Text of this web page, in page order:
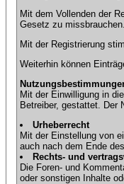
Mit dem Vollenden der
Gesetz zu missbrauchen.
Mit der Registrierung
Weiterhin können
Mit der Einwilligung in
Betreiber, gestattet. Der
Urheberrecht
Mit der Einstellung von
auch nach dem Ende
Rechts- und
Die Foren- und
oder sonstigen Inhalte